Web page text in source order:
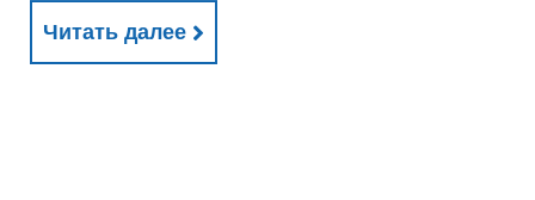
Читать далее